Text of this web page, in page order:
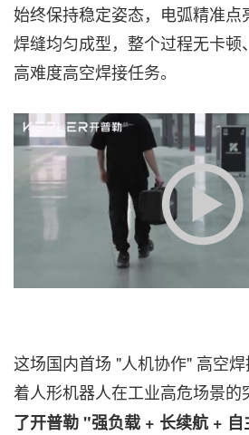
始终保持稳定姿态，电弧精准点
焊缝均匀成型，整个过程无卡
高难度高空焊接任务。
这场国内首场 "人机协作" 高空
着人形机器人在工业高危场景的
了开普勒 "强负载 + 长续航 +